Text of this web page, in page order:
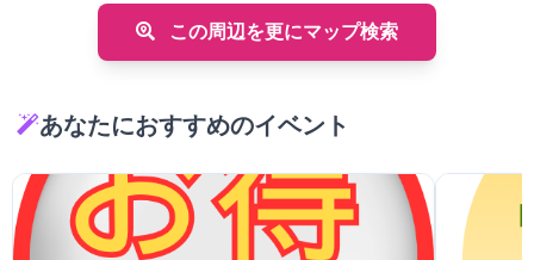
この周辺を更にマップ検索
あなたにおすすめのイベント